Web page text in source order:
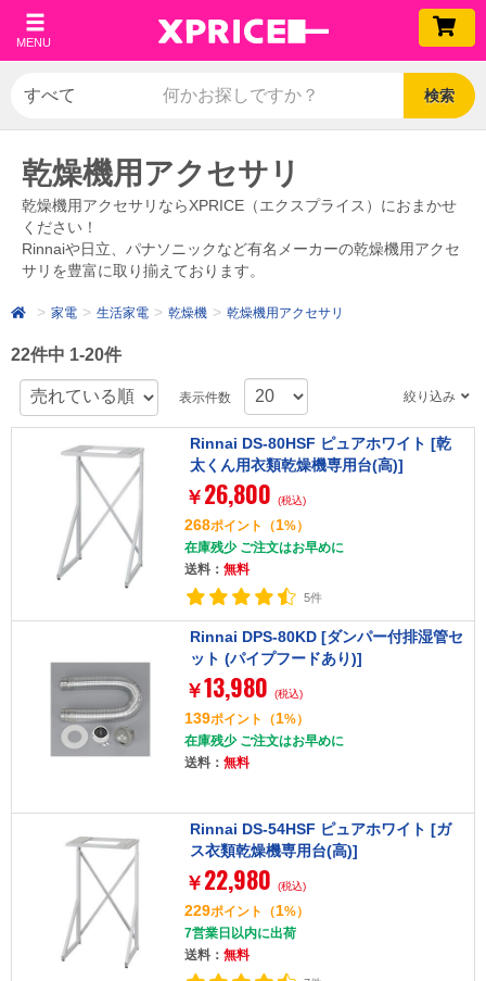
MENU
検索
乾燥機用アクセサリ
乾燥機用アクセサリならXPRICE（エクスプライス）におまかせ
ください！
Rinnaiや日立、パナソニックなど有名メーカーの乾燥機用アクセ
サリを豊富に取り揃えております。
家電 生活家電 乾燥機 乾燥機用アクセサリ
22件中 1-20件
表示件数 絞り込み
Rinnai DS-80HSF ピュアホワイト [乾
太くん用衣類乾燥機専用台(高)]
￥ 26,800 (税込)
268ポイント （1%）
在庫残少 ご注文はお早めに
送料： 無料
5件
Rinnai DPS-80KD [ダンパー付排湿管セ
ット (パイプフードあり)]
￥13,980 (税込)
139ポイント （1%）
在庫残少 ご注文はお早めに
送料： 無料
Rinnai DS-54HSF ピュアホワイト [ガ
ス衣類乾燥機専用台(高)]
￥ 22,980 (税込)
229ポイント （1%）
7営業日以内に出荷
送料： 無料